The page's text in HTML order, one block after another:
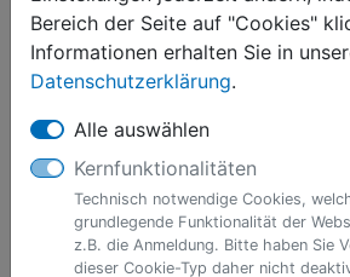
Bereich der Seite auf "Cookies"
Informationen erhalten Sie in
Datenschutzerklärung.
Alle auswählen
Kernfunktionalitäten
Technisch notwendige Cookies,
grundlegende Funktionalität der
z.B. die Anmeldung. Bitte haben Sie
dieser Cookie-Typ daher nicht
Anmeldung erforderlich
Dieser Dienst steht
natürlichen Personen zur
melden Sie sich mit einem
Nutzerkonto (BundID
Informationen zur